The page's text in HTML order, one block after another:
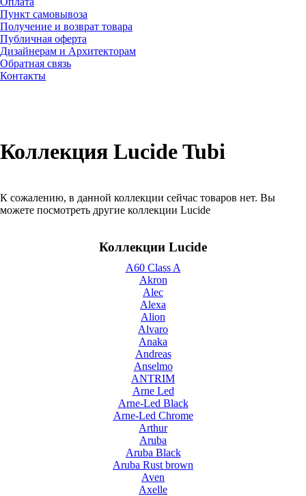
Пункт самовывоза
Получение и возврат товара
Публичная оферта
Дизайнерам и Архитекторам
Обратная связь
Контакты
Коллекция Lucide Tubi
К сожалению, в данной коллекции сейчас товаров нет. Вы
можете посмотреть другие коллекции Lucide
Коллекции Lucide
A60 Class A
Akron
Alec
Alexa
Alion
Alvaro
Anaka
Andreas
Anselmo
ANTRIM
Arne Led
Arne-Led Black
Arne-Led Chrome
Arthur
Aruba
Aruba Black
Aruba Rust brown
Aven
Axelle